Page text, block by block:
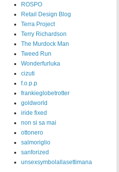
ROSPO
Retail Design Blog
Terra Project
Terry Richardson
The Murdock Man
Tweed Run
Wonderfurluka
cizuti
f.o.p.p
frankieglobetrotter
goldworld
iride fixed
non si sa mai
ottonero
salmoriglio
sanforized
unsexsymbolallasettimana